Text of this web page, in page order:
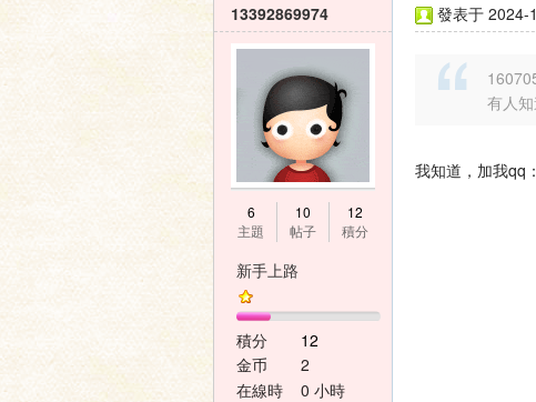
13392869974
6
主題
10
帖子
12
積分
新手上路
積分
12
金币
2
在線時
0 小時
發表于 2024-
有人
我知道，加我qq